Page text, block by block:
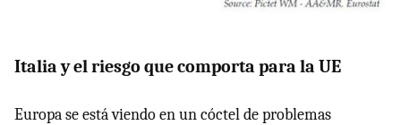
Italia y el riesgo que comporta para la UE
Europa se está viendo en un cóctel de problemas